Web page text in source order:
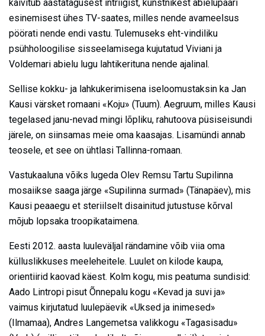
käivitub aastatagusest intriigist, kunstnikest abielupaari
esinemisest ühes TV-saates, milles nende avameelsus
pöörati nende endi vastu. Tulemuseks eht-vindiliku
psühholoogilise sisseelamisega kujutatud Viviani ja
Voldemari abielu lugu lahtikerituna nende ajalinal.
Sellise kokku- ja lahkukerimisena iseloomustaksin ka Jan
Kausi värsket romaani «Koju» (Tuum). Aegruum, milles Kausi
tegelased janu-nevad mingi lõpliku, rahutoova püsiseisundi
järele, on siinsamas meie oma kaasajas. Lisamündi annab
teosele, et see on ühtlasi Tallinna-romaan.
Vastukaaluna võiks lugeda Olev Remsu Tartu Supilinna
mosaiikse saaga järge «Supilinna surmad» (Tänapäev), mis
Kausi peaaegu et steriilselt disainitud jutustuse kõrval
mõjub lopsaka troopikataimena.
Eesti 2012. aasta luuleväljal rändamine võib viia oma
külluslikkuses meeleheitele. Luulet on kilode kaupa,
orientiirid kaovad käest. Kolm kogu, mis peatuma sundisid:
Aado Lintropi pisut Õnnepalu kogu «Kevad ja suvi ja»
vaimus kirjutatud luulepäevik «Uksed ja inimesed»
(Ilmamaa), Andres Langemetsa valikkogu «Tagasisadu»